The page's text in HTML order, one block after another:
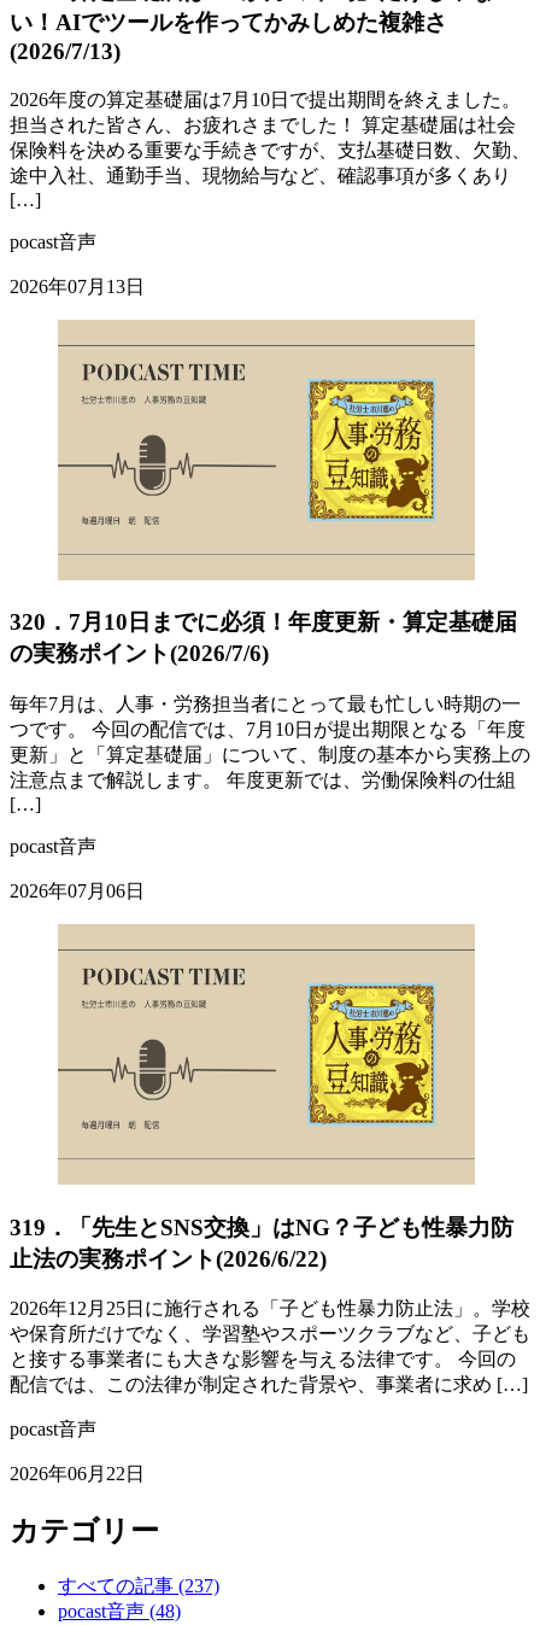
い！AIでツールを作ってかみしめた複雑さ
(2026/7/13)
2026年度の算定基礎届は7月10日で提出期間を終えました。
担当された皆さん、お疲れさまでした！ 算定基礎届は社会
保険料を決める重要な手続きですが、支払基礎日数、欠勤、
途中入社、通勤手当、現物給与など、確認事項が多くあり
[…]
pocast音声
2026年07月13日
320．7月10日までに必須！年度更新・算定基礎届
の実務ポイント(2026/7/6)
毎年7月は、人事・労務担当者にとって最も忙しい時期の一
つです。 今回の配信では、7月10日が提出期限となる「年度
更新」と「算定基礎届」について、制度の基本から実務上の
注意点まで解説します。 年度更新では、労働保険料の仕組
[…]
pocast音声
2026年07月06日
319．「先生とSNS交換」はNG？子ども性暴力防
止法の実務ポイント(2026/6/22)
2026年12月25日に施行される「子ども性暴力防止法」。学校
や保育所だけでなく、学習塾やスポーツクラブなど、子ども
と接する事業者にも大きな影響を与える法律です。 今回の
配信では、この法律が制定された背景や、事業者に求め […]
pocast音声
2026年06月22日
カテゴリー
すべての記事 (237)
pocast音声 (48)